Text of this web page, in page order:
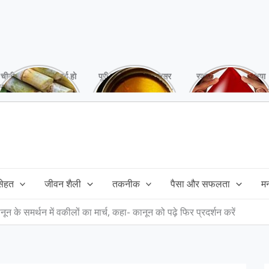
चीनी को कर दें ना, वर्ना हो
सकता है बहुत बड़ा नुक्सान
पूरी बनाने के बाद, अक्सर
तेल बच जाता है,ऐसे में
रक्तदान है ‘महादान’ क्या
आपने करवाया, स्वस्थ
जीवन शैली तकनीक पैसा और सफलता
के समर्थन में वकीलों का मार्च, कहा- कानून को पढ़े फिर प्रदर्शन करें